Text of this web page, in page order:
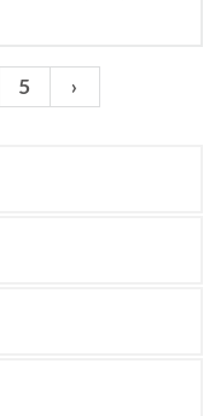
5 ›